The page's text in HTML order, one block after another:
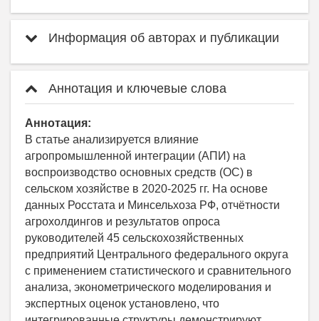
Информация об авторах и публикации
Аннотация и ключевые слова
Аннотация:
В статье анализируется влияние
агропромышленной интеграции (АПИ) на
воспроизводство основных средств (ОС) в
сельском хозяйстве в 2020-2025 гг. На основе
данных Росстата и Минсельхоза РФ, отчётности
агрохолдингов и результатов опроса
руководителей 45 сельскохозяйственных
предприятий Центрального федерального округа
с применением статистического и сравнительного
анализа, эконометрического моделирования и
экспертных оценок установлено, что